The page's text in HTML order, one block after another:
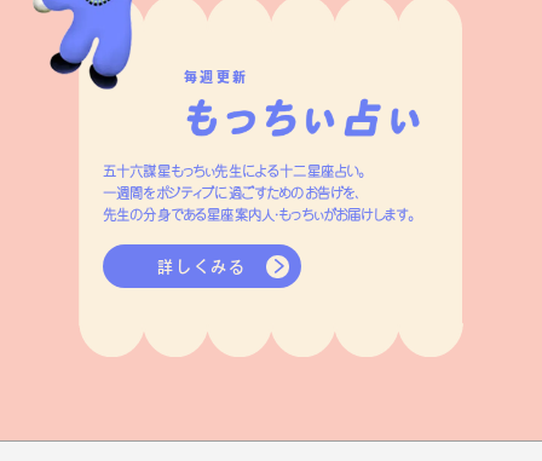
毎週更新
五十六謀星もっちぃ先生による十二星座占い。
一週間をポジティブに過ごすためのお告げを、
先生の分身である星座案内人・もっちぃがお届けします。
詳しくみる